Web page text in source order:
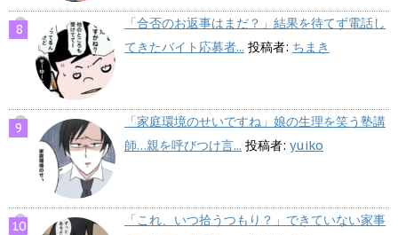
「合否のお返事はまだ？」結果を待てず電話し
てきたバイト応募者... 投稿者: ちまき
「家庭環境のせいですね」娘の生理を笑う塾講
師…親を呼びつけ言... 投稿者: yuiko
「これ、いつ拾うつもり？」できていない家事